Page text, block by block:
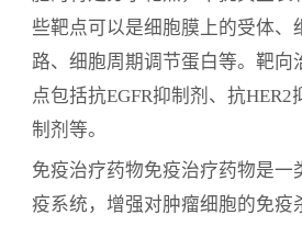
示出了潜在的作用。本报告对实
状和发展趋势进行全面深入的研
体瘤流行病学和诊疗指南、市场
新药研发竞争格局、新药投融资
趋势分析等方面。旨在为医药行
供有关新药研发的全面深入分析
参考。
些靶点可以是细胞膜上的受体、
路、细胞周期调节蛋白等。靶向
点包括抗EGFR抑制剂、抗HER2
制剂等。
免疫治疗药物免疫治疗药物是一
疫系统，增强对肿瘤细胞的免疫